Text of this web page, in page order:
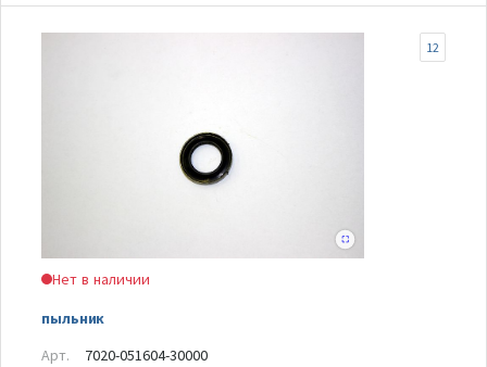
Нет в наличии
пыльник
12
Арт.
7020-051604-30000